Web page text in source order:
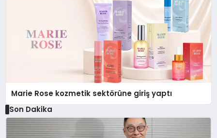
Marie Rose kozmetik sektörüne giriş yaptı
Son Dakika